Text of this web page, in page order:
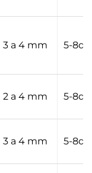
3 a 4 mm 5-
2 a 4 mm 5-
3 a 4 mm 5-